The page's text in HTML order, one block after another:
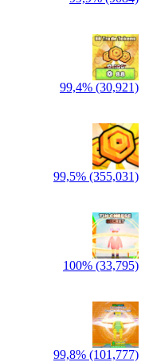
99,4% (30,921)
99,5% (355,031)
100% (33,795)
99,8% (101,777)